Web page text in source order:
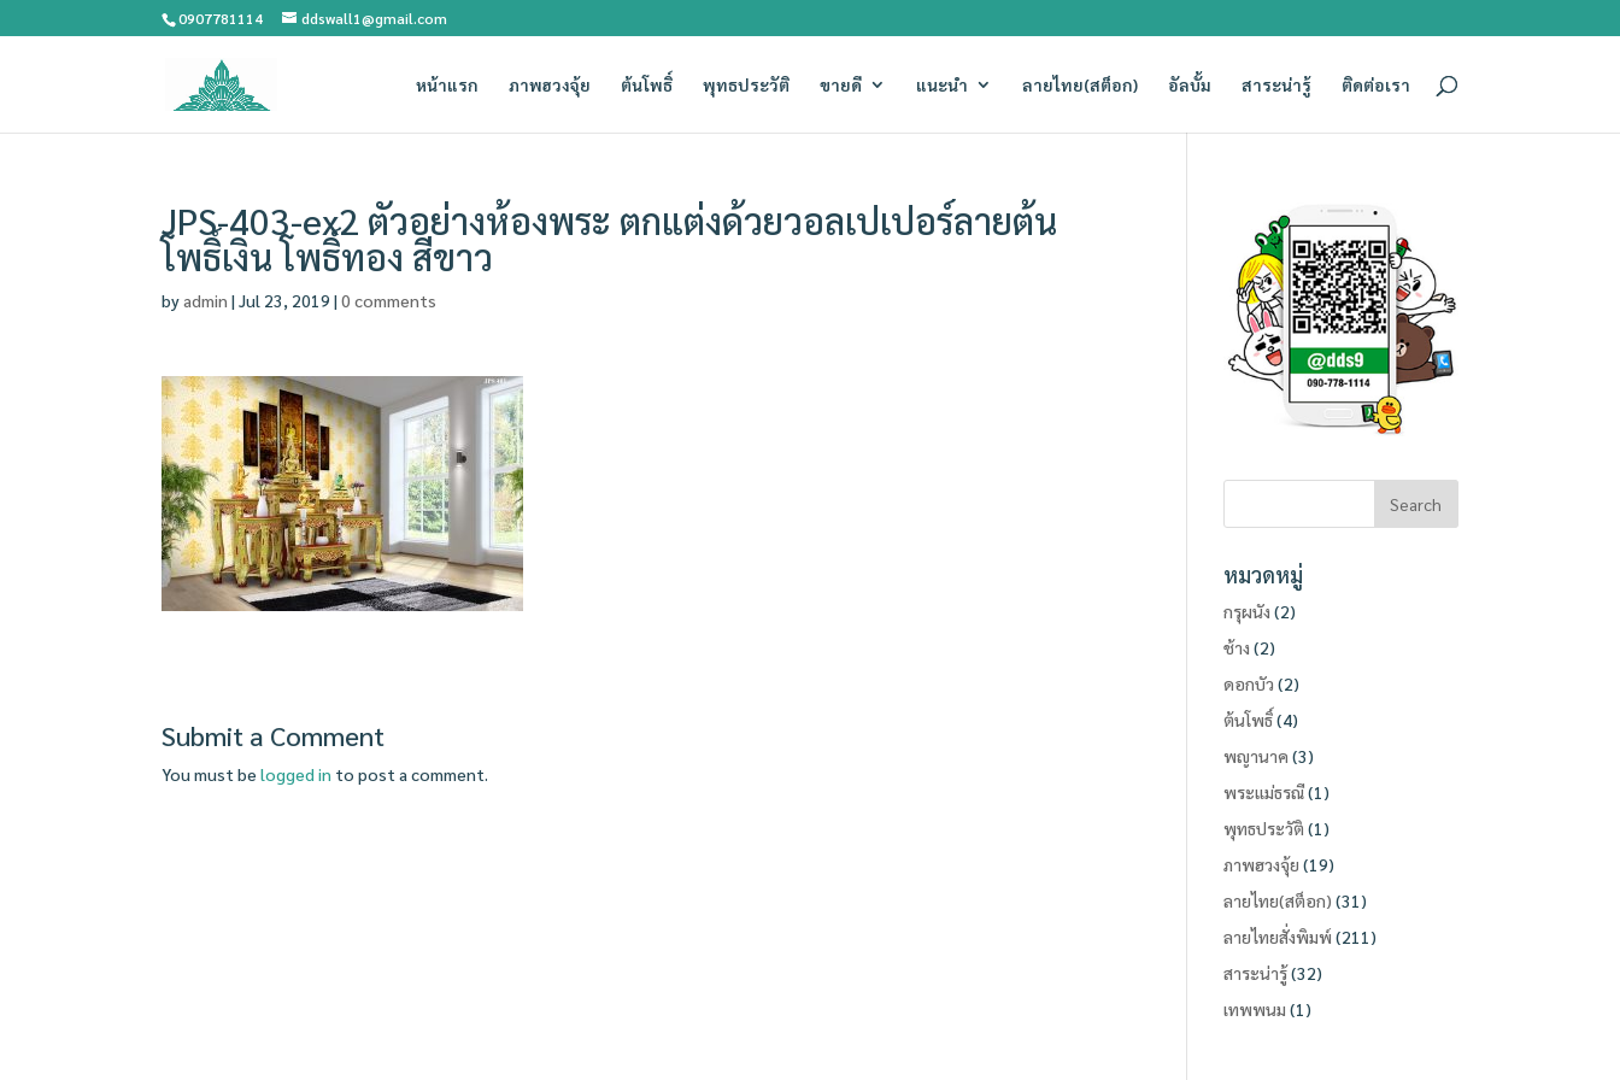
0907781114 ddswall1@gmail.com
หน้าแรก ภาพฮวงจุ้ย ต้นโพธิ์ พุทธประวัติ ขายดี แนะนำ ลายไทย(สต็อก) อัลบั้ม สาระน่ารู้ ติดต่อเรา
JPS-403-ex2 ตัวอย่างห้องพระ ตกแต่งด้วยวอลเปเปอร์ลายต้น
โพธิ์เงิน โพธิ์ทอง สีขาว
byadmin |Jul 23, 2019 |0 comments
Submit a Comment
You must belogged in to post a comment.
หมวดหมู่
กรุผนัง (2)
ช้าง (2)
ดอกบัว (2)
ต้นโพธิ์(4)
พญานาค (3)
พระแม่ธรณี(1)
พุทธประวัติ (1)
ภาพฮวงจุ้ย (19)
ลายไทย(สต็อก) (31)
ลายไทยสั่งพิมพ์ (211)
สาระน่ารู้(32)
เทพพนม (1)